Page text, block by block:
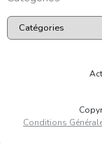
Conditions